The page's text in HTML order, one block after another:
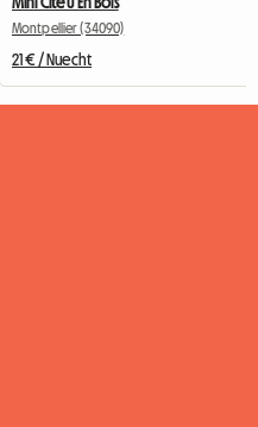
Montpellier (34090)
21 € / Nuecht